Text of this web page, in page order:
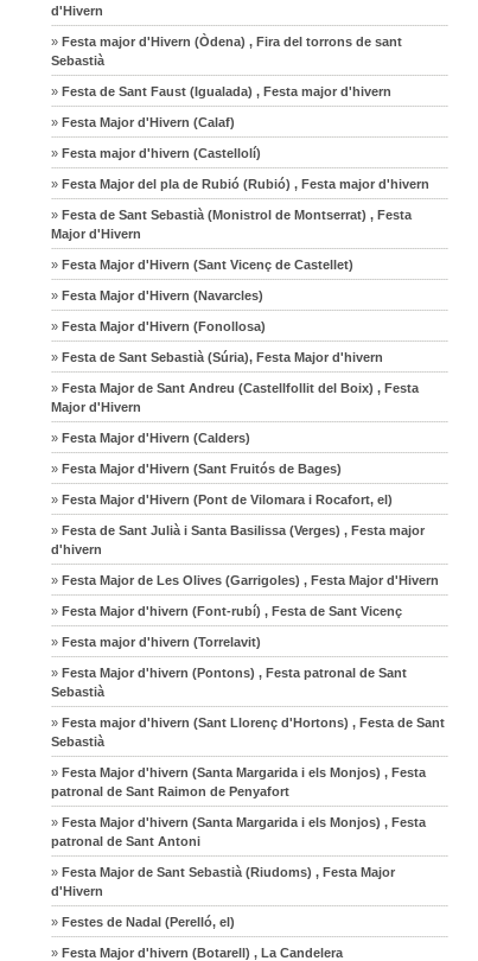
d'Hivern
» Festa major d'Hivern (Òdena) , Fira del torrons de sant
Sebastià
» Festa de Sant Faust (Igualada) , Festa major d'hivern
» Festa Major d'Hivern (Calaf)
» Festa major d'hivern (Castellolí)
» Festa Major del pla de Rubió (Rubió) , Festa major d'hivern
» Festa de Sant Sebastià (Monistrol de Montserrat) , Festa
Major d'Hivern
» Festa Major d'Hivern (Sant Vicenç de Castellet)
» Festa Major d'Hivern (Navarcles)
» Festa Major d'Hivern (Fonollosa)
» Festa de Sant Sebastià (Súria), Festa Major d'hivern
» Festa Major de Sant Andreu (Castellfollit del Boix) , Festa
Major d'Hivern
» Festa Major d'Hivern (Calders)
» Festa Major d'Hivern (Sant Fruitós de Bages)
» Festa Major d'Hivern (Pont de Vilomara i Rocafort, el)
» Festa de Sant Julià i Santa Basilissa (Verges) , Festa major
d'hivern
» Festa Major de Les Olives (Garrigoles) , Festa Major d'Hivern
» Festa Major d'hivern (Font-rubí) , Festa de Sant Vicenç
» Festa major d'hivern (Torrelavit)
» Festa Major d'hivern (Pontons) , Festa patronal de Sant
Sebastià
» Festa major d'hivern (Sant Llorenç d'Hortons) , Festa de Sant
Sebastià
» Festa Major d'hivern (Santa Margarida i els Monjos) , Festa
patronal de Sant Raimon de Penyafort
» Festa Major d'hivern (Santa Margarida i els Monjos) , Festa
patronal de Sant Antoni
» Festa Major de Sant Sebastià (Riudoms) , Festa Major
d'Hivern
» Festes de Nadal (Perelló, el)
» Festa Major d'hivern (Botarell) , La Candelera